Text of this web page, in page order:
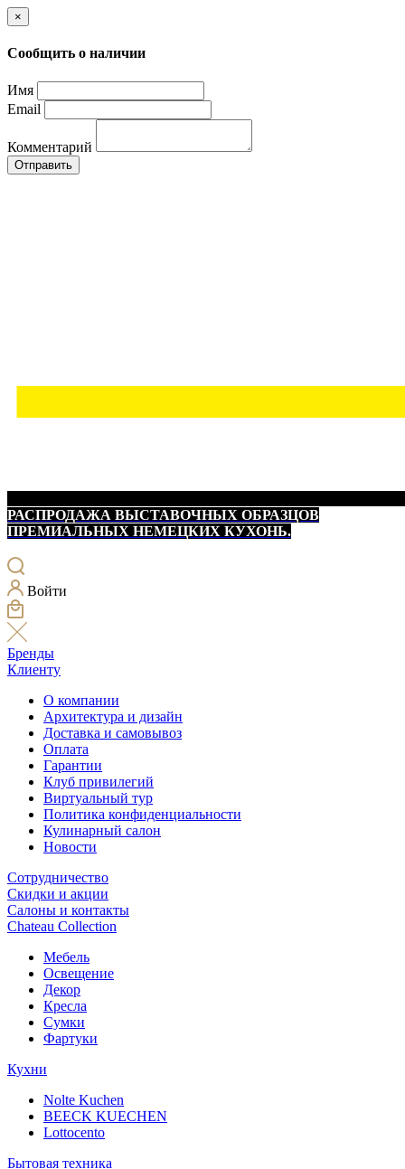
×
Сообщить о наличии
Имя
Email
Комментарий
Отправить
РАСПРОДАЖА ВЫСТАВОЧНЫХ ОБРАЗЦОВ
ПРЕМИАЛЬНЫХ НЕМЕЦКИХ КУХОНЬ.
Войти
Бренды
Клиенту
О компании
Архитектура и дизайн
Доставка и самовывоз
Оплата
Гарантии
Клуб привилегий
Виртуальный тур
Политика конфиденциальности
Кулинарный салон
Новости
Сотрудничество
Скидки и акции
Салоны и контакты
Chateau Collection
Мебель
Освещение
Декор
Кресла
Сумки
Фартуки
Кухни
Nolte Kuchen
BEECK KUECHEN
Lottocento
Бытовая техника